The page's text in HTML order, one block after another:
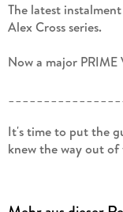
The latest
Alex Cross series.
Now a major
It's time to put the
knew the way out